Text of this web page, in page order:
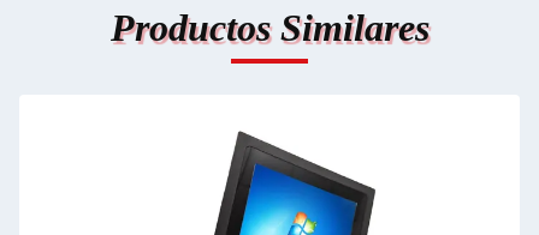
Productos Similares